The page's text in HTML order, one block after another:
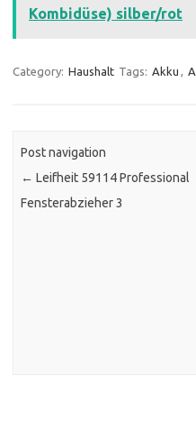
Kombidüse) silber/rot
Category: Haushalt Tags: Akku ,
Post navigation
← Leifheit 59114 Professional
Fensterabzieher 3